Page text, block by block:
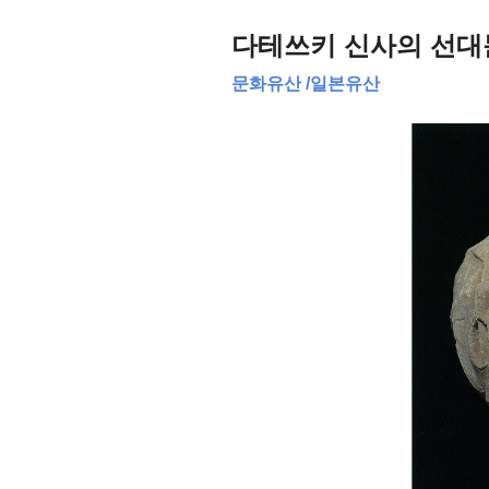
다테쓰키 신사의 선대
문화유산 /일본유산